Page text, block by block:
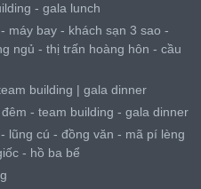
- gala lunch
máy bay - khách sạn 3 sao -
ngủ - thị trấn hoàng hôn - cầu
building | gala dinner
- team building - gala dinner
lũng cú - đồng văn - mã pí lèng
- hồ ba bể